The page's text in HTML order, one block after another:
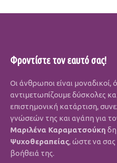
Φροντίστε τον εαυτό σας!
Οι άνθρωποι είναι μοναδικοί,
αντιμετωπίζουμε δύσκολες
επιστημονική κατάρτιση,
γνώσεών της και αγάπη για
Μαριλένα Καραματσούκη
Ψυχοθεραπείας, ώστε να σας
βοήθειά της.